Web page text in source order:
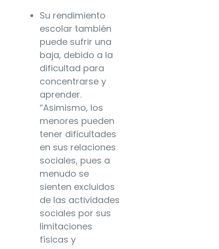
Su rendimiento
escolar también
puede sufrir una
baja, debido a la
dificultad para
concentrarse y
aprender.
“Asimismo, los
menores pueden
tener dificultades
en sus relaciones
sociales, pues a
menudo se
sienten excluidos
de las actividades
sociales por sus
limitaciones
físicas y